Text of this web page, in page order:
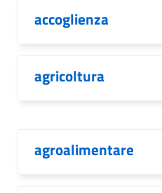
accoglienza
agricoltura
agroalimentare